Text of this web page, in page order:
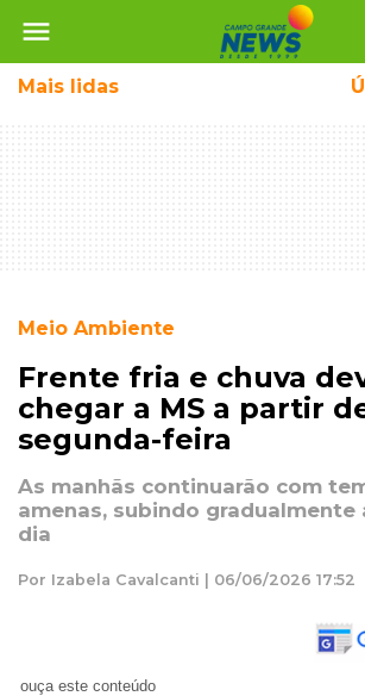
menu
Mais lidas
Meio Ambiente
Frente fria e chuva
chegar a MS a partir
segunda-feira
As manhãs continuarão com
amenas, subindo gradualmente
dia
Por Izabela Cavalcanti | 06/06/2026 17:52
ouça este conteúdo